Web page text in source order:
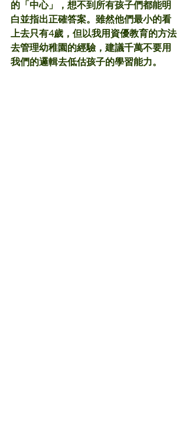
的「中心」，想不到所有孩子們都能明
白並指出正確答案。雖然他們最小的看
上去只有4歲，但以我用資優教育的方法
去管理幼稚園的經驗，建議千萬不要用
我們的邏輯去低估孩子的學習能力。